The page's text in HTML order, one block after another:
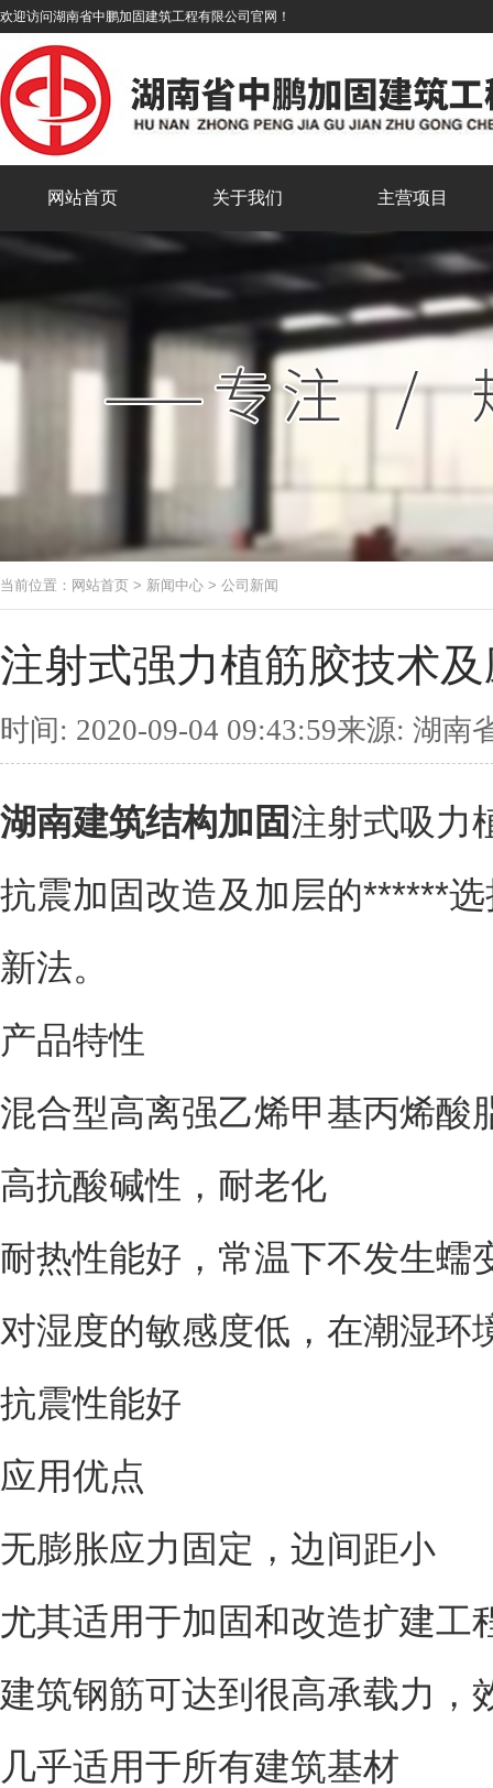
欢迎访问湖南省中鹏加固建筑工程有限公司官网！
网站首页 关于我们 主营项目
当前位置： 网站首页 > 新闻中心 > 公司新闻
注射式强力植筋胶技术
时间: 2020-09-04 09:43:59来源: 湖
湖南建筑结构加固注射式吸力
抗震加固改造及加层的******
新法。
产品特性
混合型高离强乙烯甲基丙烯酸
高抗酸碱性，耐老化
耐热性能好，常温下不发生蠕
对湿度的敏感度低，在潮湿环
抗震性能好
应用优点
无膨胀应力固定，边间距小
尤其适用于加固和改造扩建工
建筑钢筋可达到很高承载力，
几乎适用于所有建筑基材